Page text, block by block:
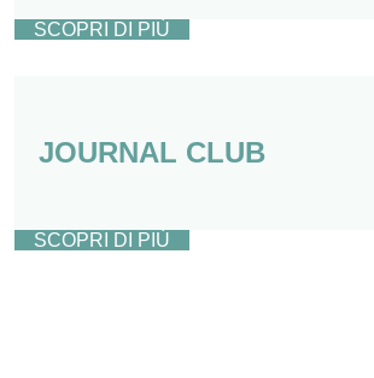
SCOPRI DI PIÙ
JOURNAL CLUB
SCOPRI DI PIÙ